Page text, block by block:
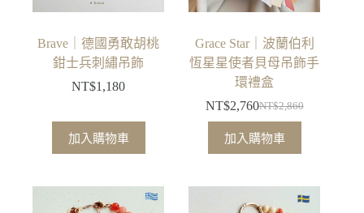
Brave｜德國勇敢胡桃
鉗士兵刺繡吊飾
NT$1,180
加入購物車
Grace Star｜波蘭伯利
恆星星使者貝母吊飾手
環禮盒
NT$2,860
始
價
NT$2,860。
NT$2,760
前
價
NT$2,760。
加入購物車